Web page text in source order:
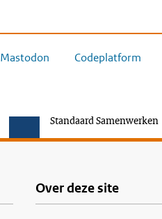
Mastodon Codeplatform
Standaard Samenwerken
Over deze site